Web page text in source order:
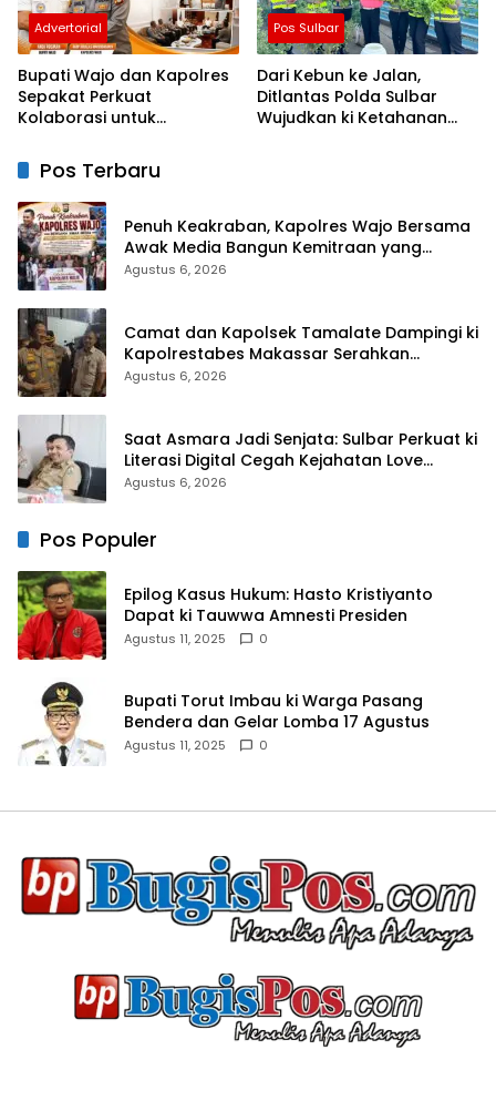
Advertorial
Bupati Wajo dan Kapolres
Sepakat Perkuat
Kolaborasi untuk
Pos Sulbar
Dari Kebun ke Jalan,
Ditlantas Polda Sulbar
Wujudkan ki Ketahanan
Pos Terbaru
Penuh Keakraban, Kapolres Wajo Bersama
Awak Media Bangun Kemitraan yang
Harmonis
Agustus 6, 2026
Camat dan Kapolsek Tamalate Dampingi ki
Kapolrestabes Makassar Serahkan
Bantuan Sembako di Bontoduri
Agustus 6, 2026
Saat Asmara Jadi Senjata: Sulbar Perkuat ki
Literasi Digital Cegah Kejahatan Love
Scamming
Agustus 6, 2026
Pos Populer
Epilog Kasus Hukum: Hasto Kristiyanto
Dapat ki Tauwwa Amnesti Presiden
Agustus 11, 2025 0
Bupati Torut Imbau ki Warga Pasang
Bendera dan Gelar Lomba 17 Agustus
Agustus 11, 2025 0